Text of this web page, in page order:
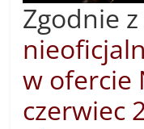
Zgodnie
w ofercie
czerwiec